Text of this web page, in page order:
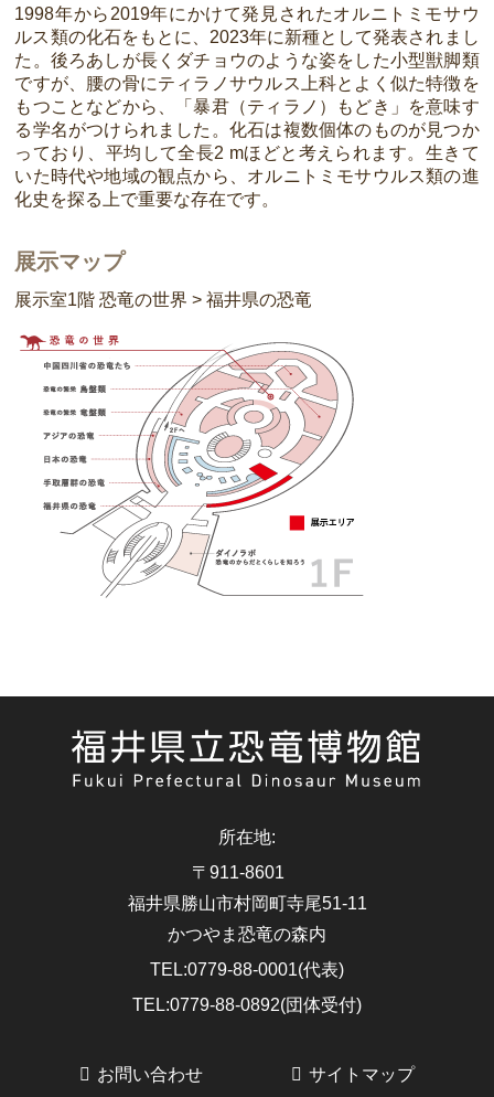
1998年から2019年にかけて発見されたオルニトミモサウ
ルス類の化石をもとに、2023年に新種として発表されまし
た。後ろあしが長くダチョウのような姿をした小型獣脚類
ですが、腰の骨にティラノサウルス上科とよく似た特徴を
もつことなどから、「暴君（ティラノ）もどき」を意味す
る学名がつけられました。化石は複数個体のものが見つか
っており、平均して全長2 mほどと考えられます。生きて
いた時代や地域の観点から、オルニトミモサウルス類の進
化史を探る上で重要な存在です。
展示マップ
展示室1階 恐竜の世界 > 福井県の恐竜
所在地:
〒911-8601
福井県勝山市村岡町寺尾51-11
かつやま恐竜の森内
TEL:0779-88-0001(代表)
TEL:0779-88-0892(団体受付)
お問い合わせ サイトマップ